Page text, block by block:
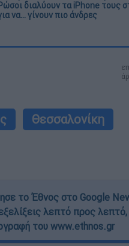
διαλύουν τα iPhone τους
να... γίνουν πιο άνδρες
Θεσσαλονίκη
το Έθνος στο Google
λεπτό προς
του www.ethnos.gr